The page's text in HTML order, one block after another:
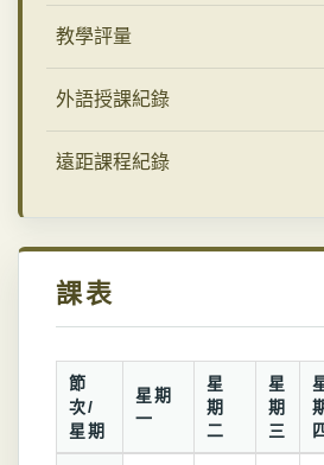
教學評量
外語授課紀錄
遠距課程紀錄
課表
節
次/
星期
星期
一
星
期
二
星
期
三